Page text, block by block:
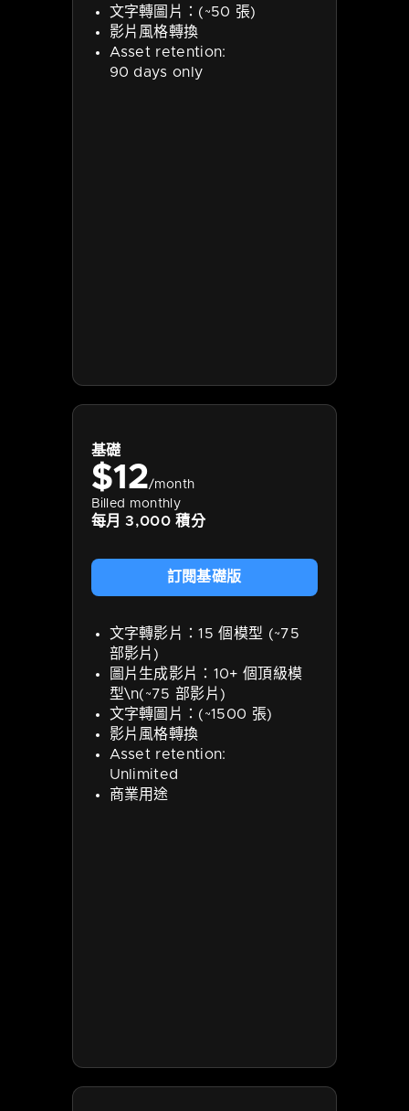
文字轉圖片：(~50 張)
影片風格轉換
Asset retention:
90 days only
基礎
$12/month
Billed monthly
每月 3,000 積分
訂閱基礎版
文字轉影片：15 個模型 (~75
部影片)
圖片生成影片：10+ 個頂級模
型\n(~75 部影片)
文字轉圖片：(~1500 張)
影片風格轉換
Asset retention:
Unlimited
商業用途